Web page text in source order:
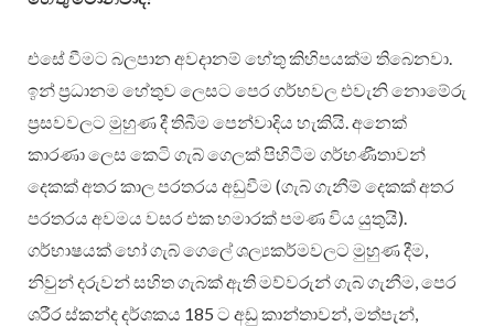
එසේ වීමට බලපාන අවදානම් හේතු කිහිපයක්ම තිබෙනවා.
ඉන් ප්‍රධානම හේතුව ලෙසට පෙර ගර්භවල එවැනි නොමේරු
ප්‍රසවවලට මුහුණ දී තිබීම පෙන්වාදිය හැකියි. අනෙක්
කාරණා ලෙස කෙටි ගැබ් ගෙලක් පිහිටීම ගර්භණීතාවන්
දෙකක් අතර කාල පරතරය අඩුවීම (ගැබ් ගැනීම් දෙකක් අතර
පරතරය අවමය වසර එක හමාරක් පමණ විය යුතුයි).
ගර්භාෂයක් හෝ ගැබ් ගෙලේ ශල්‍යකර්මවලට මුහුණ දීම,
නිවුන් දරුවන් සහිත ගැබක් ඇති මව්වරුන් ගැබ් ගැනීම, පෙර
ශරීර ස්කන්ද දර්ශකය 185 ට අඩු කාන්තාවන්, මත්පැන්,